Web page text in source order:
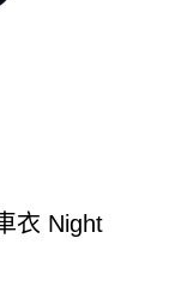
衣 Night